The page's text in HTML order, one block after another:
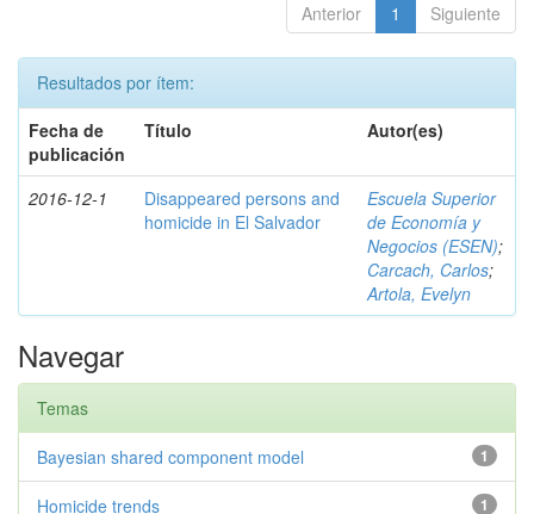
Anterior 1 Siguiente
Resultados por ítem:
Fecha de
publicación
Título Autor(es)
2016-12-1
Disappeared persons and
homicide in El Salvador
Escuela Superior
de Economía y
Negocios (ESEN);
Carcach, Carlos;
Artola, Evelyn
Navegar
Temas
1
Bayesian shared component model
1
Homicide trends